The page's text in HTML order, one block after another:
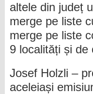
altele din județ
merge pe liste
merge pe liste
9 localități și de
Josef Holzli –
aceleiași